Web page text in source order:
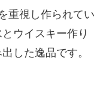
重視し作られてい
ウイスキー作り
した逸品です。